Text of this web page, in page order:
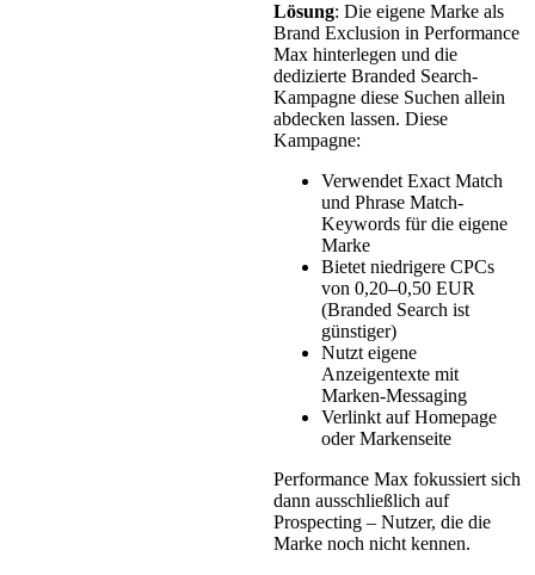
Lösung: Die eigene Marke als
Brand Exclusion in Performance
Max hinterlegen und die
dedizierte Branded Search-
Kampagne diese Suchen allein
abdecken lassen. Diese
Kampagne:
Verwendet Exact Match
und Phrase Match-
Keywords für die eigene
Marke
Bietet niedrigere CPCs
von 0,20–0,50 EUR
(Branded Search ist
günstiger)
Nutzt eigene
Anzeigentexte mit
Marken-Messaging
Verlinkt auf Homepage
oder Markenseite
Performance Max fokussiert sich
dann ausschließlich auf
Prospecting – Nutzer, die die
Marke noch nicht kennen.